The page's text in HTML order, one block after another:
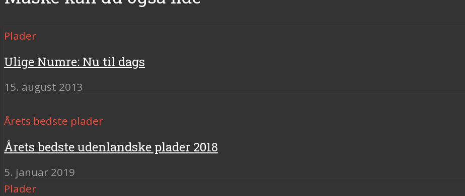
Plader
Ulige Numre: Nu til dags
15. august 2013
Årets bedste plader
Årets bedste udenlandske plader 2018
5. januar 2019
Plader